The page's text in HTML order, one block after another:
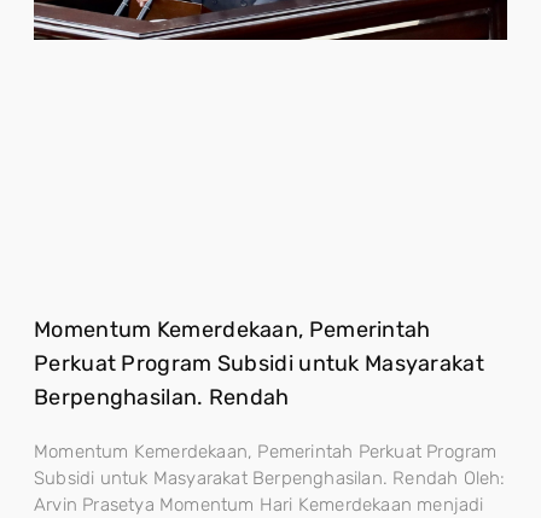
Momentum Kemerdekaan, Pemerintah
Perkuat Program Subsidi untuk Masyarakat
Berpenghasilan. Rendah
Momentum Kemerdekaan, Pemerintah Perkuat Program
Subsidi untuk Masyarakat Berpenghasilan. Rendah Oleh:
Arvin Prasetya Momentum Hari Kemerdekaan menjadi